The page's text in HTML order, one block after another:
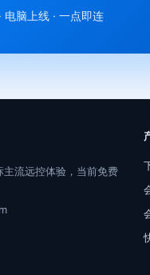
电脑上线 · 一点即连
流远控体验，当前免费